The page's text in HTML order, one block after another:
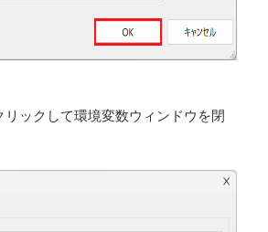
リックして環境変数ウィンドウを閉